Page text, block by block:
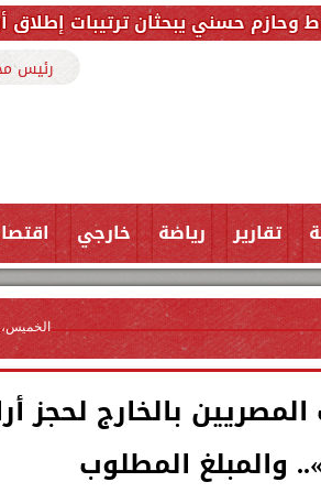
ترتيبات إطلاق أولى بطولات
رئيس
تقارير رياضة خارجي
الخميس، 11 يونيو
بالخارج لحجز
والمبلغ المطلوب